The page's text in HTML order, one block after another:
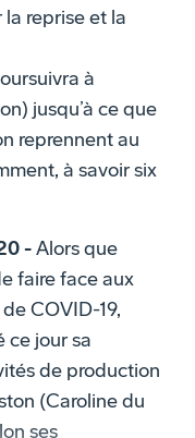
reprise et la
à
jusqu’à ce que
reprennent au
à savoir six
-Alors que
faire face aux
COVID-19,
ce jour sa
de production
(Caroline du
ses